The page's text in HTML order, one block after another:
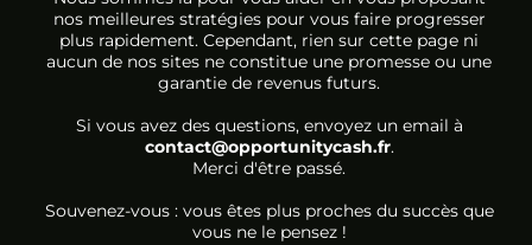
nos meilleures stratégies pour vous faire progresser
plus rapidement. Cependant, rien sur cette page ni
aucun de nos sites ne constitue une promesse ou une
garantie de revenus futurs.
Si vous avez des questions, envoyez un email à
contact@opportunitycash.fr.
Merci d'être passé.
Souvenez-vous : vous êtes plus proches du succès que
vous ne le pensez !